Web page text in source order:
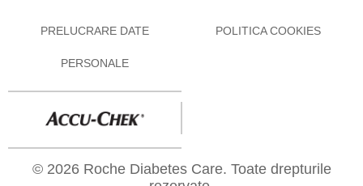
PRELUCRARE DATE
PERSONALE
POLITICA COOKIES
© 2026 Roche Diabetes Care. Toate drepturile